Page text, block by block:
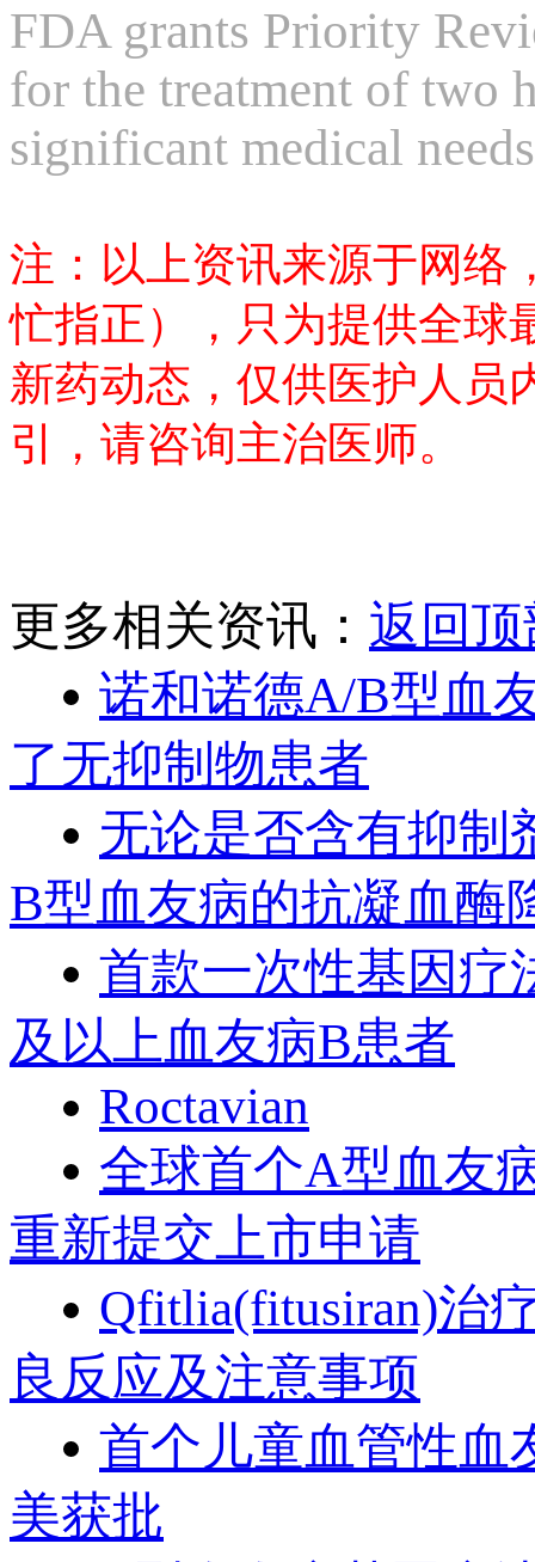
FDA grants Priority
for the treatment of two
significant medical
注：以上资讯来源于网络
忙指正），只为提供全球
新药动态，仅供医护人员
引，请咨询主治医师。
更多相关资讯： 返回顶
诺和诺德A/B型血
了无抑制物患者
无论是否含有抑制
B型血友病的抗凝血酶
首款一次性基因疗
及以上血友病B患者
Roctavian
全球首个A型血友
重新提交上市申请
Qfitlia(fitusiran)治
良反应及注意事项
首个儿童血管性血
美获批